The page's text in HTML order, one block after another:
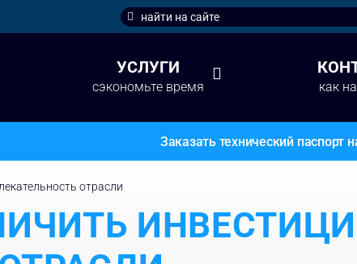
Search
УСЛУГИ
сэкономьте время как
Заказать технический паспорт
отрасли